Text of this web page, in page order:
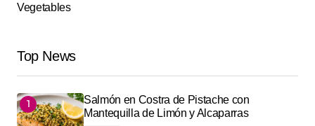
Vegetables
Top News
Salmón en Costra de Pistache con
Mantequilla de Limón y Alcaparras